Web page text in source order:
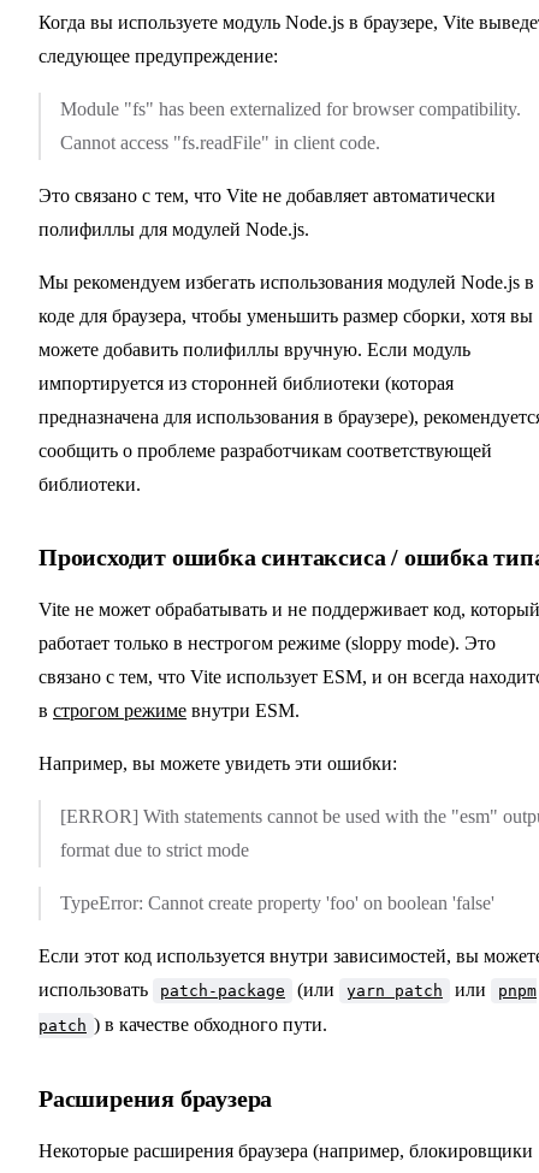
Когда вы используете модуль Node.js в браузере, Vite
следующее предупреждение:
Module "fs" has been externalized for browser compatibility.
Cannot access "fs.readFile" in client code.
Это связано с тем, что Vite не добавляет автоматически
полифиллы для модулей Node.js.
Мы рекомендуем избегать использования модулей Node.js в
коде для браузера, чтобы уменьшить размер сборки, хотя вы
можете добавить полифиллы вручную. Если модуль
импортируется из сторонней библиотеки (которая
предназначена для использования в браузере),
сообщить о проблеме разработчикам соответствующей
библиотеки.
Происходит ошибка синтаксиса / ошибка
Vite не может обрабатывать и не поддерживает код, который
работает только в нестрогом режиме (sloppy mode). Это
связано с тем, что Vite использует ESM, и он всегда
в строгом режиме внутри ESM.
Например, вы можете увидеть эти ошибки:
[ERROR] With statements cannot be used with the "esm"
format due to strict mode
TypeError: Cannot create property 'foo' on boolean 'false'
Если этот код используется внутри зависимостей, вы
использовать
patch-package (или yarn patch или
pnpm
patch ) в качестве обходного пути.
Расширения браузера
Некоторые расширения браузера (например, блокировщики